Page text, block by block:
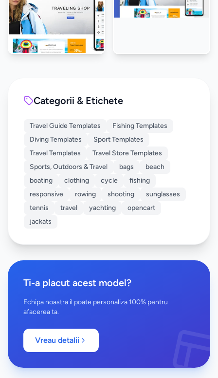
Categorii & Etichete
Travel Guide Templates
Fishing Templates
Diving Templates
Sport Templates
Travel Templates
Travel Store Templates
Sports, Outdoors & Travel
bags
beach
boating
clothing cycle
fishing
responsive
rowing shooting
sunglasses
tennis
travel yachting
opencart
jackats
Ti-a placut acest model?
Echipa noastra il poate personaliza 100% pentru
afacerea ta.
Vreau detalii